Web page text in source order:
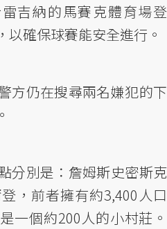
吉納的馬賽克體育場登
確保球賽能安全進行。
方仍在搜尋兩名嫌犯的下
分別是：詹姆斯史密斯克
，前者擁有約3,400人口
一個約200人的小村莊。